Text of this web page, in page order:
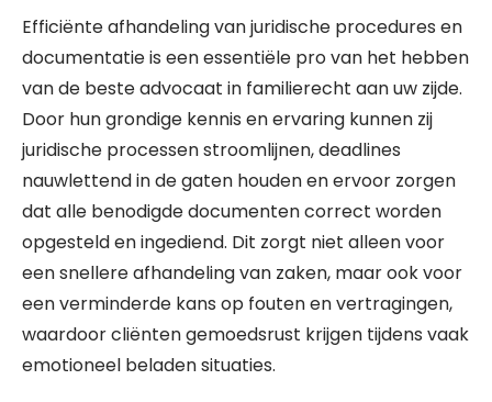
Efficiënte afhandeling van juridische procedures en
documentatie is een essentiële pro van het hebben
van de beste advocaat in familierecht aan uw zijde.
Door hun grondige kennis en ervaring kunnen zij
juridische processen stroomlijnen, deadlines
nauwlettend in de gaten houden en ervoor zorgen
dat alle benodigde documenten correct worden
opgesteld en ingediend. Dit zorgt niet alleen voor
een snellere afhandeling van zaken, maar ook voor
een verminderde kans op fouten en vertragingen,
waardoor cliënten gemoedsrust krijgen tijdens vaak
emotioneel beladen situaties.